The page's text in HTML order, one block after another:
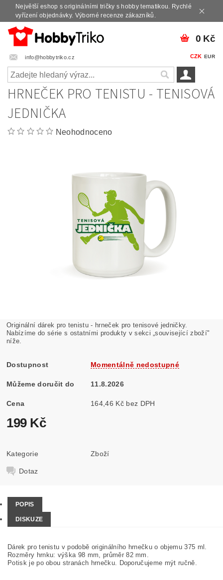
Největší eshop s originálními tričky s hobby tematikou. Rychlé
vyřízení objednávky. Výborné recenze zákazníků.
info@hobbytriko.cz CZK EUR
0 Kč
HRNEČEK PRO TENISTU - TENISOVÁ
JEDNIČKA
Neohodnoceno
Originální dárek pro tenistu - hrneček pro tenisové jedničky.
Nabízíme do série s ostatními produkty v sekci „související zboží"
níže.
Dostupnost Momentálně nedostupné
Můžeme doručit do 11.8.2026
Cena 164,46 Kč bez DPH
199 Kč
Kategorie Zboží
Dotaz
POPIS
DISKUZE
Dárek pro tenistu v podobě originálního hrnečku o objemu 375 ml.
Rozměry hrnku: výška 98 mm, průměr 82 mm.
Potisk je po obou stranách hrnečku. Doporučujeme mýt ručně.